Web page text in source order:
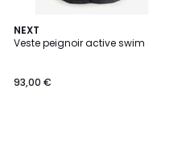
NEXT
Veste peignoir active swim
93,00 €